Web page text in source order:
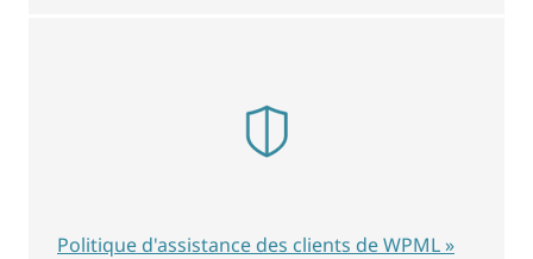
Politique d'assistance des clients de WPML »